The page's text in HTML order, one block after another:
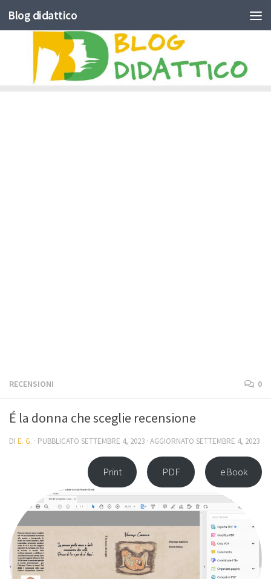
Skip to content
Blog didattico
RECENSIONI 0
É la donna che sceglie recensione
DI E. G. · PUBBLICATO SETTEMBRE 4, 2023 · AGGIORNATO SETTEMBRE 4, 2023
Print PDF eBook